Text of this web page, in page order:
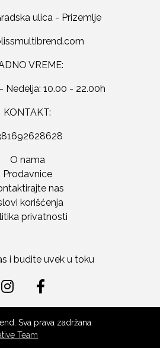
ulica - Prizemlje
VREME:
Nedelja: 10.00 - 22.00h
KONTAKT:
O nama
Prodavnice
nas
korišćenja
privatnosti
i budite uvek u toku
Sva prava zadržana
Team